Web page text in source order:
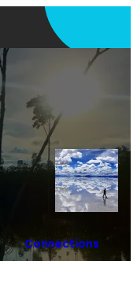
Connections